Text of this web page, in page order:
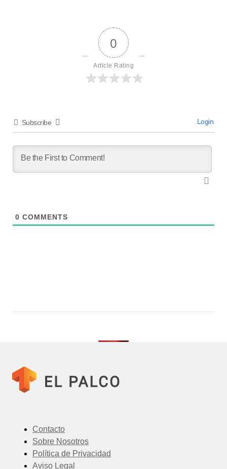
0
Article Rating
Subscribe Login
0 COMMENTS
Contacto
Sobre Nosotros
Política de Privacidad
Aviso Legal